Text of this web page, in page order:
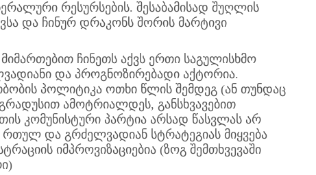
რესურსების. შესაბამისად შუღლის
და ჩინურ დრაკონს შორის მარტივი
ჩინეთს აქვს ერთი საგულისხმო
და პროგნოზირებადი აქტორია.
პოლიტიკა ოთხი წლის შემდეგ (ან თუნდაც
ამოტრიალდეს, განსხვავებით
კომუნისტური პარტია არსად წასვლას არ
და გრძელვადიან სტრატეგიას მიყვება
იმპროვიზაციებია (ზოგ შემთხვევაში